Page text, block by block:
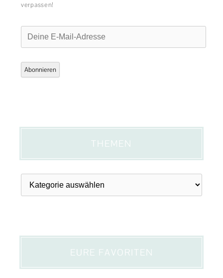
verpassen!
Deine
Adresse
Abonnieren
THEMEN
Themen
EURE FAVORITEN